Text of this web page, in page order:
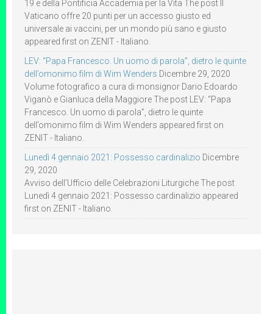
19 e della Pontificia Accademia per la Vita The post Il
Vaticano offre 20 punti per un accesso giusto ed
universale ai vaccini, per un mondo più sano e giusto
appeared first on ZENIT - Italiano.
LEV: “Papa Francesco. Un uomo di parola”, dietro le quinte
dell’omonimo film di Wim Wenders Dicembre 29, 2020
Volume fotografico a cura di monsignor Dario Edoardo
Viganò e Gianluca della Maggiore The post LEV: “Papa
Francesco. Un uomo di parola”, dietro le quinte
dell’omonimo film di Wim Wenders appeared first on
ZENIT - Italiano.
Lunedì 4 gennaio 2021: Possesso cardinalizio Dicembre
29, 2020
Avviso dell’Ufficio delle Celebrazioni Liturgiche The post
Lunedì 4 gennaio 2021: Possesso cardinalizio appeared
first on ZENIT - Italiano.